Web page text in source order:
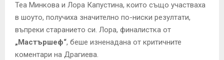
Теа Минкова и Лора Капустина, които също участваха
в шоуто, получиха значително по-ниски резултати,
въпреки старанието си. Лора, финалистка от
„Мастършеф“, беше изненадана от критичните
коментари на Драгиева.